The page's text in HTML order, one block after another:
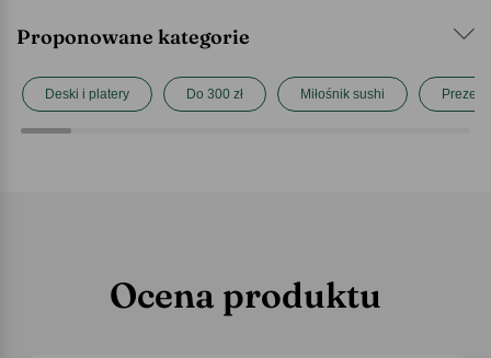
Proponowane kategorie
Deski i platery Do 300 zł Miłośnik sushi
Ocena produktu